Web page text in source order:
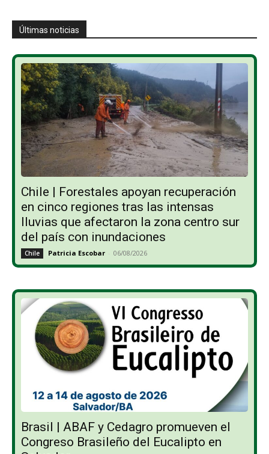
Últimas noticias
Chile | Forestales apoyan recuperación
en cinco regiones tras las intensas
lluvias que afectaron la zona centro sur
del país con inundaciones
Chile Patricia Escobar - 06/08/2026
Brasil | ABAF y Cedagro promueven el
Congreso Brasileño del Eucalipto en